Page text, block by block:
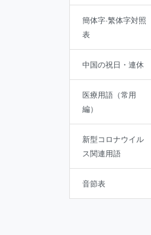
簡体字·繁体字対照
表
中国の祝日・連休
医療用語（常用
編）
新型コロナウイル
ス関連用語
音節表